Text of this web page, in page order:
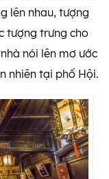
lên nhau, tượng
tượng trưng cho
nói lên mơ ước
nhiên tại phố Hội.